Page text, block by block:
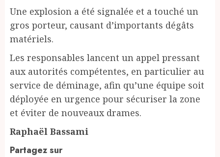
Une explosion a été signalée et a touché un
gros porteur, causant d’importants dégâts
matériels.
Les responsables lancent un appel pressant
aux autorités compétentes, en particulier au
service de déminage, afin qu’une équipe soit
déployée en urgence pour sécuriser la zone
et éviter de nouveaux drames.
Raphaël Bassami
Partagez sur